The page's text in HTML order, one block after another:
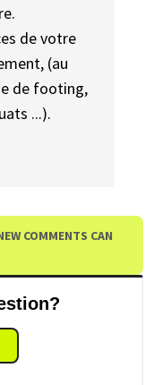
de votre
(au
de footing,
...).
COMMENTS CAN